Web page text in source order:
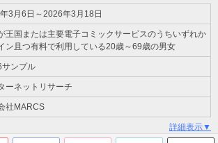
3月6日～2026年3月18日
王国または主要電子コミックサービスのうちいずれか
ン且つ有料で利用している20歳～69歳の男女
サンプル
ーネットリサーチ
社MARCS
詳細表示▼